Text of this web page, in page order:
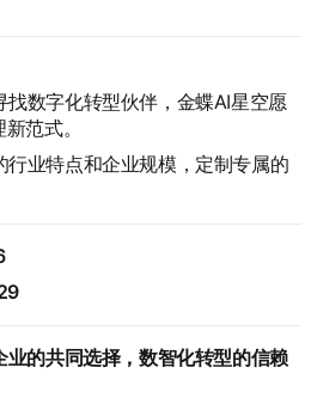
数字化转型伙伴，金蝶AI星空愿
范式。
业特点和企业规模，定制专属的
的共同选择，数智化转型的信赖